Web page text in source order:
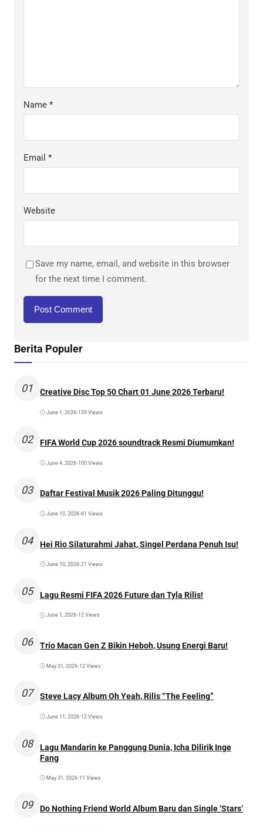
Name *
Email *
Website
Save my name, email, and website in this browser
for the next time I comment.
Berita Populer
01 Creative Disc Top 50 Chart 01 June 2026 Terbaru!
June 1, 2026•139 Views
02 FIFA World Cup 2026 soundtrack Resmi Diumumkan!
June 4, 2026•100 Views
03 Daftar Festival Musik 2026 Paling Ditunggu!
June 10, 2026•61 Views
04 Hei Rio Silaturahmi Jahat, Singel Perdana Penuh Isu!
June 10, 2026•21 Views
05 Lagu Resmi FIFA 2026 Future dan Tyla Rilis!
June 1, 2026•12 Views
06 Trio Macan Gen Z Bikin Heboh, Usung Energi Baru!
May 31, 2026•12 Views
07 Steve Lacy Album Oh Yeah, Rilis “The Feeling”
June 11, 2026•12 Views
08
Lagu Mandarin ke Panggung Dunia, Icha Dilirik Inge
Fang
May 31, 2026•11 Views
09 Do Nothing Friend World Album Baru dan Single ‘Stars’